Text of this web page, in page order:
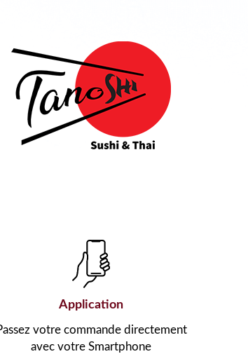
Application
votre commande directement
avec votre Smartphone